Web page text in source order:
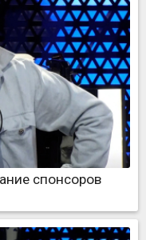
спонсоров